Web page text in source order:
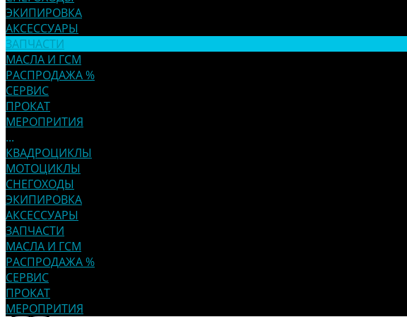
ЭКИПИРОВКА
АКСЕССУАРЫ
ЗАПЧАСТИ
МАСЛА И ГСМ
РАСПРОДАЖА %
СЕРВИС
ПРОКАТ
МЕРОПРИТИЯ
...
КВАДРОЦИКЛЫ
МОТОЦИКЛЫ
СНЕГОХОДЫ
ЭКИПИРОВКА
АКСЕССУАРЫ
ЗАПЧАСТИ
МАСЛА И ГСМ
РАСПРОДАЖА %
СЕРВИС
ПРОКАТ
МЕРОПРИТИЯ